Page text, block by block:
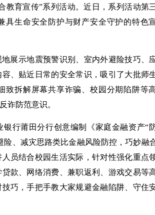
教育宣传”系列活动。近日，系列活动第
具生命安全防护与财产安全守护的特色
展示地震预警识别、室内外避险技巧、
、贴近日常的安全常识，吸引了大批师
致拆解屏幕共享诈骗、校园分期陷阱等
诈防范意识。
行莆田分行创意编制《家庭金融资产“
险、减灾思路类比金融风险防控，巧妙融
员结合校园生活实际，针对性强化重点
款、网络消费、兼职返利、游戏交易等
巧，手把手教大家规避金融陷阱、守住